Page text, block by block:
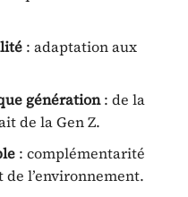
: adaptation aux
génération: de la
de la Gen Z.
: complémentarité
l’environnement.